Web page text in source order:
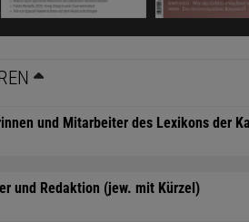
und Mitarbeiter des Lexikons der
und Redaktion (jew. mit Kürzel)